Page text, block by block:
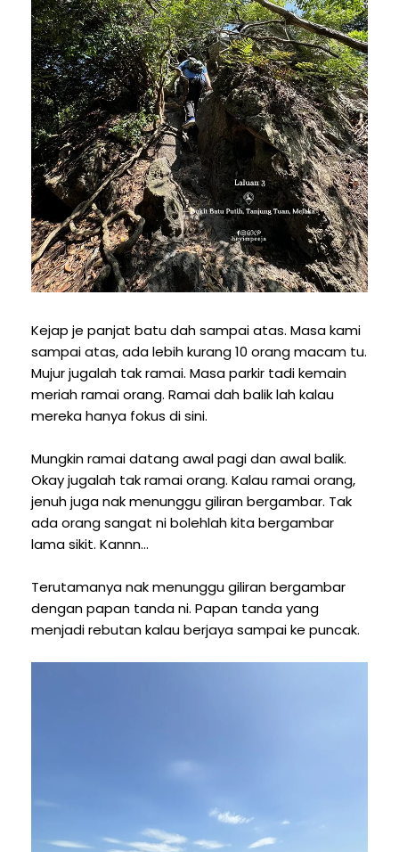
Kejap je panjat batu dah sampai atas. Masa kami
sampai atas, ada lebih kurang 10 orang macam tu.
Mujur jugalah tak ramai. Masa parkir tadi kemain
meriah ramai orang. Ramai dah balik lah kalau
mereka hanya fokus di sini.
Mungkin ramai datang awal pagi dan awal balik.
Okay jugalah tak ramai orang. Kalau ramai orang,
jenuh juga nak menunggu giliran bergambar. Tak
ada orang sangat ni bolehlah kita bergambar
lama sikit. Kannn...
Terutamanya nak menunggu giliran bergambar
dengan papan tanda ni. Papan tanda yang
menjadi rebutan kalau berjaya sampai ke puncak.